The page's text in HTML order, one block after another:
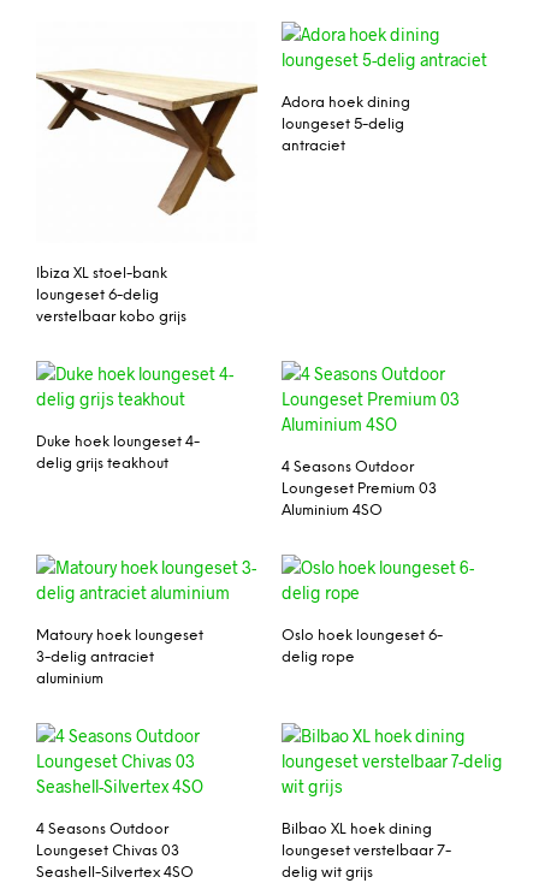
Ibiza XL stoel-bank
loungeset 6-delig
verstelbaar kobo grijs
Adora hoek dining
loungeset 5-delig
antraciet
Duke hoek loungeset 4-
delig grijs teakhout
4 Seasons Outdoor
Loungeset Premium 03
Aluminium 4SO
Matoury hoek loungeset
3-delig antraciet
aluminium
Oslo hoek loungeset 6-
delig rope
4 Seasons Outdoor
Loungeset Chivas 03
Seashell-Silvertex 4SO
Bilbao XL hoek dining
loungeset verstelbaar 7-
delig wit grijs